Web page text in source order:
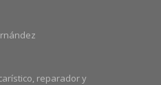
reparador y